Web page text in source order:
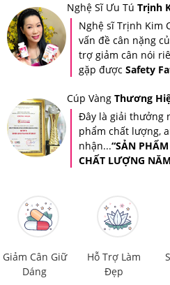
hỗ trợ chức năng giảm cân,
chính hãng, có nguồn gốc rõ
xem là địa chỉ đáng tin cậy và
chăm sóc sức khỏe lý tưởng
Bạn cũng có thể dễ dàng
bằng ứng dụngiCheck - Ứng
sản phẩm được sử dụng rộng
Việt Nam.
Nghệ Sĩ Ưu Tú Trịnh
Nghệ sĩ Trịnh Kim
vấn đề cân nặng
trợ giảm cân nói
gặp được Safety
Cúp Vàng Thương
Đây là giải thưởng
phẩm chất lượng,
nhận...“SẢN
CHẤT LƯỢNG
Giảm Cân Giữ
Dáng
Hỗ Trợ Làm
Đẹp